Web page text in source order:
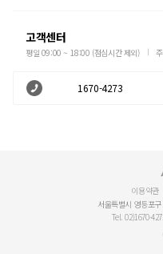
고객센터
평일 09:00 ~ 18:00 (점심시간 제외)
1670-4273
이용약관
서울특별시 영등포
Tel. 02)1670-